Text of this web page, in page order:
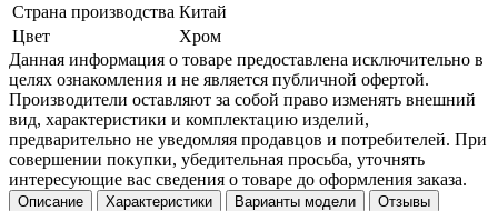
Страна производства Китай
Цвет
Хром
Данная информация о товаре предоставлена исключительно в
целях ознакомления и не является публичной офертой.
Производители оставляют за собой право изменять внешний
вид, характеристики и комплектацию изделий,
предварительно не уведомляя продавцов и потребителей. При
совершении покупки, убедительная просьба, уточнять
интересующие вас сведения о товаре до оформления заказа.
Описание Характеристики Варианты модели Отзывы